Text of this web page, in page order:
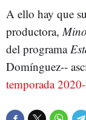
A ello hay que
productora,
del programa
Domínguez--
temporada